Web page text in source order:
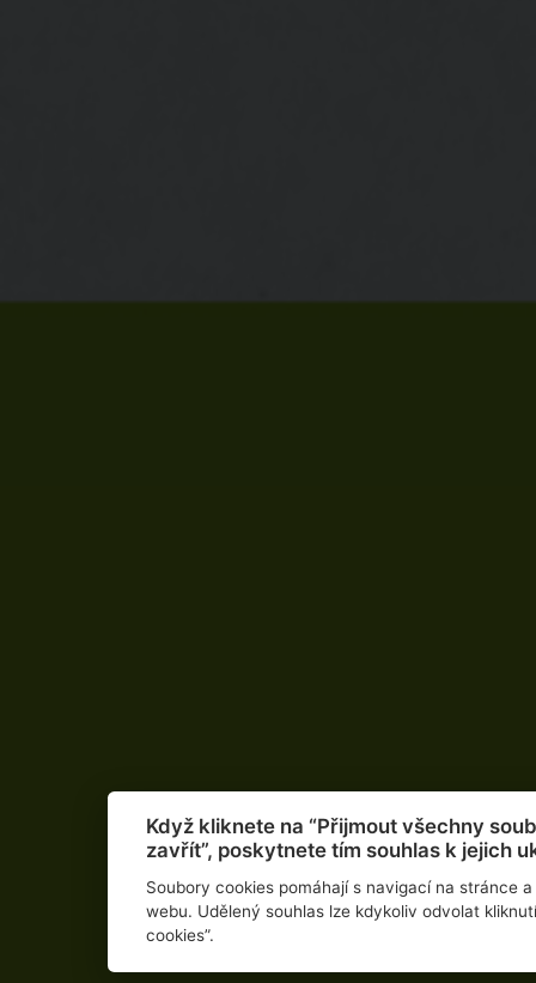
Když kliknete na “Přijmout všechny
zavřít”, poskytnete tím souhlas k jejich
Soubory cookies pomáhají s navigací na stránce
webu. Udělený souhlas lze kdykoliv odvolat
cookies”.